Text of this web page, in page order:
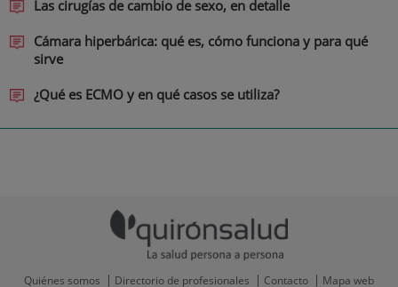
Las cirugías de cambio de sexo, en detalle
Cámara hiperbárica: qué es, cómo funciona y para qué
sirve
¿Qué es ECMO y en qué casos se utiliza?
Quiénes somos Directorio de profesionales Contacto Mapa web